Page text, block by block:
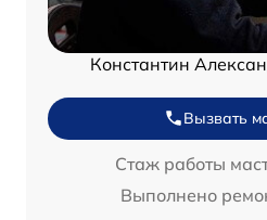
Константин
Вызвать
Стаж работы
Выполнено